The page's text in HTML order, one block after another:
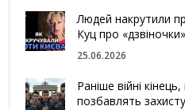
Людей накрутили
Куц про
25.06.2026
Раніше війні
позбавлять